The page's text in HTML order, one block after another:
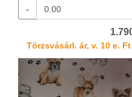
-
Törzsvásárl. ár, v. 10 e.